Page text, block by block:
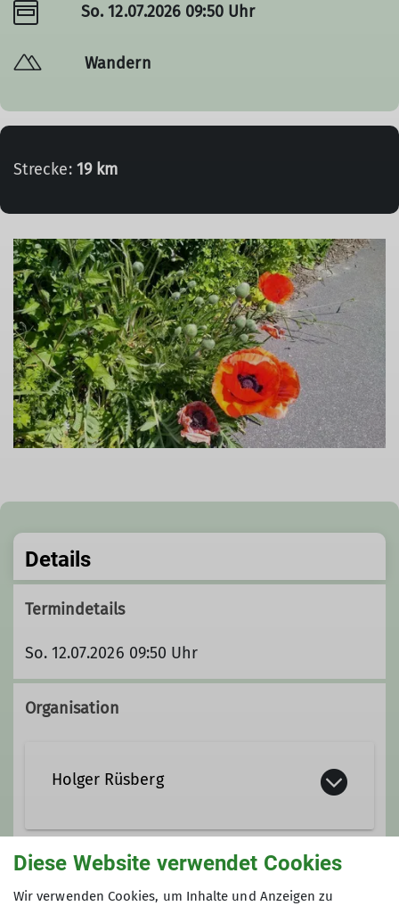
So. 12.07.2026 09:50 Uhr
Wandern
Strecke: 19 km
Details
Termindetails
So. 12.07.2026 09:50 Uhr
Organisation
Holger Rüsberg
0179 20 11 871
holger.ruesberg@dav-bochum.de
Diese Website verwendet Cookies
Wir verwenden Cookies, um Inhalte und Anzeigen zu